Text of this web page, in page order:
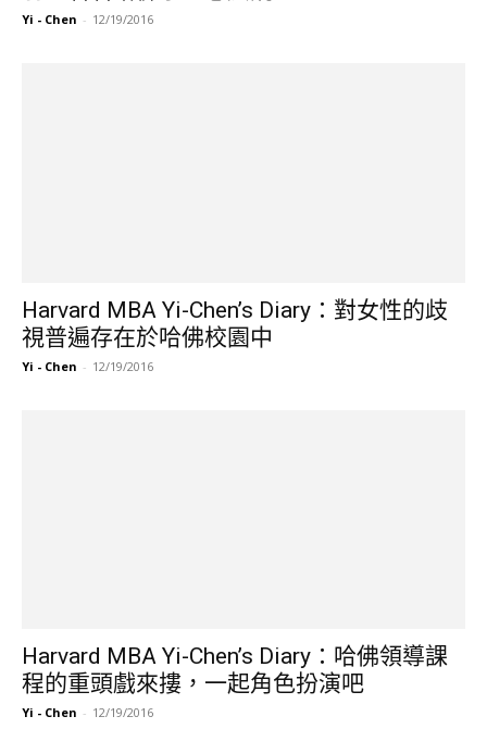
Yi - Chen - 12/19/2016
Harvard MBA Yi-Chen’s Diary：對女性的歧
視普遍存在於哈佛校園中
Yi - Chen - 12/19/2016
Harvard MBA Yi-Chen’s Diary：哈佛領導課
程的重頭戲來摟，一起角色扮演吧
Yi - Chen - 12/19/2016